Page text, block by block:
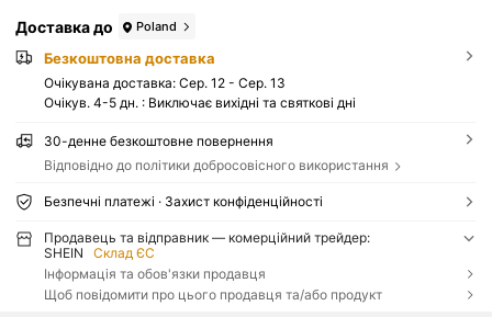
Доставка до Poland
Безкоштовна доставка
Очікувана доставка: Сер. 12 - Сер. 13
Очікув. 4-5 дн. : Виключає вихідні та святкові дні
30-денне безкоштовне повернення
Відповідно до політики добросовісного використання
Безпечні платежі · Захист конфіденційності
Продавець та відправник — комерційний трейдер:
SHEIN
Склад ЄС
Інформація та обов'язки продавця
Щоб повідомити про цього продавця та/або продукт